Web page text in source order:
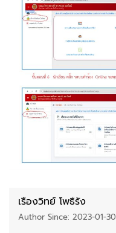
เรื่องวิทย์ โพธิ์รัง
Author Since: 2023-01-30